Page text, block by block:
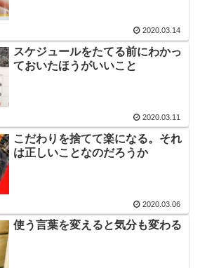
2020.03.14
スケジュールをたてる前にわかっ
ておいたほうがいいこと
2020.03.11
こだわりを捨てて楽になる。それ
は正しいことなのだろうか
2020.03.06
使う言葉を変えると気分も変わる